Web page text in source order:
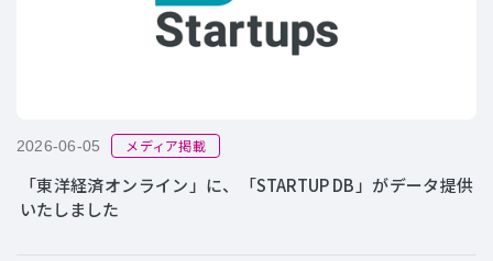
2026-06-05 メディア掲載
「東洋経済オンライン」に、「STARTUP DB」がデータ提供
いたしました